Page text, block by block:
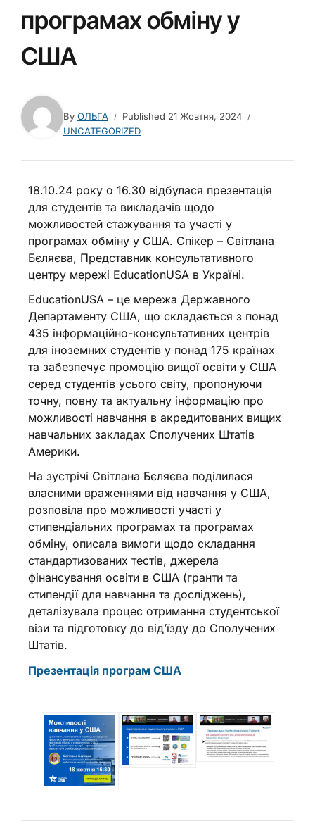
програмах обміну у
США
By ОЛЬГА Published 21 Жовтня, 2024
UNCATEGORIZED
18.10.24 року о 16.30 відбулася презентація
для студентів та викладачів щодо
можливостей стажування та участі у
програмах обміну у США. Спікер – Світлана
Бєляєва, Представник консультативного
центру мережі EducationUSA в Україні.
EducationUSA – це мережа Державного
Департаменту США, що складається з понад
435 інформаційно-консультативних центрів
для іноземних студентів у понад 175 країнах
та забезпечує промоцію вищої освіти у США
серед студентів усього світу, пропонуючи
точну, повну та актуальну інформацію про
можливості навчання в акредитованих вищих
навчальних закладах Сполучених Штатів
Америки.
На зустрічі Світлана Бєляєва поділилася
власними враженнями від навчання у США,
розповіла про можливості участі у
стипендіальних програмах та програмах
обміну, описала вимоги щодо складання
стандартизованих тестів, джерела
фінансування освіти в США (гранти та
стипендії для навчання та досліджень),
деталізувала процес отримання студентської
візи та підготовку до від’їзду до Сполучених
Штатів.
Презентація програм США